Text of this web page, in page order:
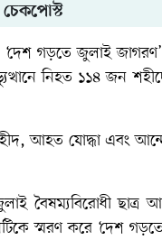
গড়তে জুলাই জাগরণ’
নিহত ১১৪ জন
আহত যোদ্ধা এবং
ছাত্র
স্মরণ করে ‘দেশ